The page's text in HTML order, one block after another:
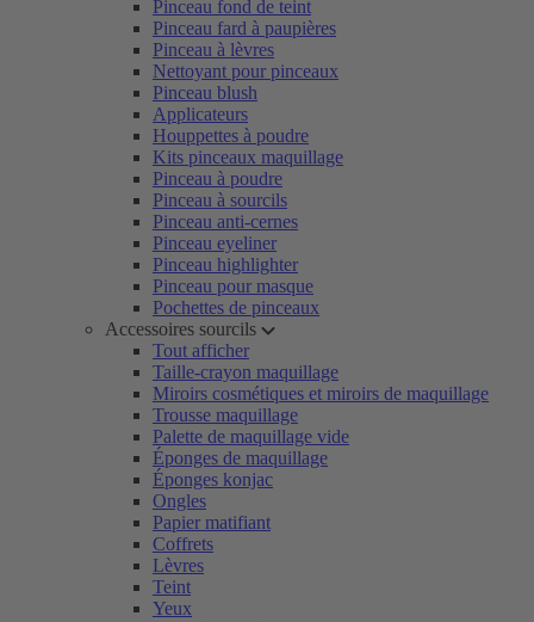
Pinceau fond de teint
Pinceau fard à paupières
Pinceau à lèvres
Nettoyant pour pinceaux
Pinceau blush
Applicateurs
Houppettes à poudre
Kits pinceaux maquillage
Pinceau à poudre
Pinceau à sourcils
Pinceau anti-cernes
Pinceau eyeliner
Pinceau highlighter
Pinceau pour masque
Pochettes de pinceaux
Accessoires sourcils
Tout afficher
Taille-crayon maquillage
Miroirs cosmétiques et miroirs de maquillage
Trousse maquillage
Palette de maquillage vide
Éponges de maquillage
Éponges konjac
Ongles
Papier matifiant
Coffrets
Lèvres
Teint
Yeux